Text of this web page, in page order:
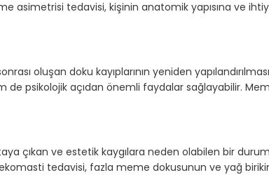
asimetrisi tedavisi, kişinin anatomik yapısına ve
oluşan doku kayıplarının yeniden
psikolojik açıdan önemli faydalar sağlayabilir.
çıkan ve estetik kaygılara neden olabilen bir
tedavisi, fazla meme dokusunun ve yağ